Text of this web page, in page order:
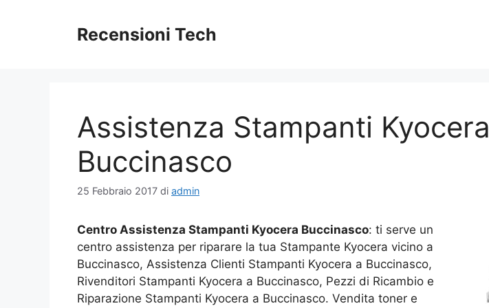
Recensioni Tech
Assistenza Stampanti Kyocera
Buccinasco
25 Febbraio 2017 di admin
Centro Assistenza Stampanti Kyocera Buccinasco: ti serve un
centro assistenza per riparare la tua Stampante Kyocera vicino a
Buccinasco, Assistenza Clienti Stampanti Kyocera a Buccinasco,
Rivenditori Stampanti Kyocera a Buccinasco, Pezzi di Ricambio e
Riparazione Stampanti Kyocera a Buccinasco. Vendita toner e